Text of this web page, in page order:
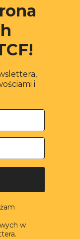
i
w